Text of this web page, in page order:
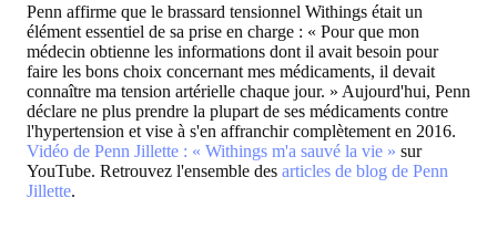
Penn affirme que le brassard tensionnel Withings était un
élément essentiel de sa prise en charge : « Pour que mon
médecin obtienne les informations dont il avait besoin pour
faire les bons choix concernant mes médicaments, il devait
connaître ma tension artérielle chaque jour. » Aujourd'hui, Penn
déclare ne plus prendre la plupart de ses médicaments contre
l'hypertension et vise à s'en affranchir complètement en 2016.
Vidéo de Penn Jillette : « Withings m'a sauvé la vie » sur
YouTube. Retrouvez l'ensemble des articles de blog de Penn
Jillette.